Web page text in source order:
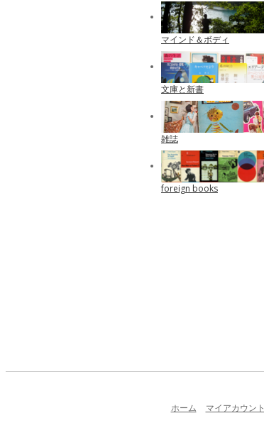
マインド＆ボディ
文庫と新書
雑誌
foreign books
ホーム マイアカウント